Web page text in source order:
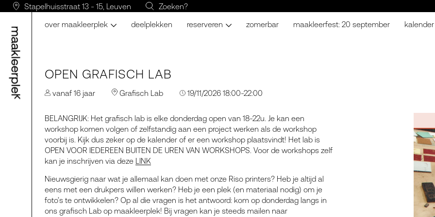
Stapelhuisstraat 13 - 15, Leuven Zoeken?
over maakleerplek deelplekken reserveren zomerbar maakleerfest: 20 september kalender
OPEN GRAFISCH LAB
vanaf 16 jaar Grafisch Lab 19/11/2026 18:00-22:00
BELANGRIJK: Het grafisch lab is elke donderdag open van 18-22u. Je kan een
workshop komen volgen of zelfstandig aan een project werken als de workshop
voorbij is. Kijk dus zeker op de kalender of er een workshop plaatsvindt! Het lab is
OPEN VOOR IEDEREEN BUITEN DE UREN VAN WORKSHOPS. Voor de workshops zelf
kan je inschrijven via deze LINK
Nieuwsgierig naar wat je allemaal kan doen met onze Riso printers? Heb je altijd al
eens met een drukpers willen werken? Heb je een plek (en materiaal nodig) om je
foto’s te ontwikkelen? Op al die vragen is het antwoord: kom op donderdag langs in
ons grafisch Lab op maakleerplek! Bij vragen kan je steeds mailen naar